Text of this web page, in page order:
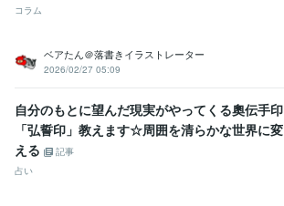
コラム
ベアたん＠落書きイラストレーター
2026/02/27 05:09
自分のもとに望んだ現実がやってくる奧伝手印
「弘誓印」教えます☆周囲を清らかな世界に変
える
記事
占い